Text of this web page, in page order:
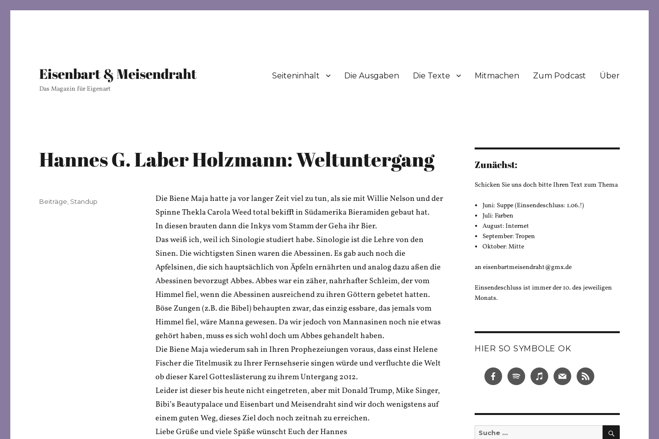
Eisenbart & Meisendraht
Das Magazin für Eigenart
Seiteninhalt Die Ausgaben Die Texte Mitmachen Zum Podcast Über
Hannes G. Laber Holzmann: Weltuntergang
Die Biene Maja hatte ja vor langer Zeit viel zu tun, als sie mit Willie Nelson und der
Spinne Thekla Carola Weed total bekifft in Südamerika Bieramiden gebaut hat.
In diesen brauten dann die Inkys vom Stamm der Geha ihr Bier.
Das weiß ich, weil ich Sinologie studiert habe. Sinologie ist die Lehre von den
Sinen. Die wichtigsten Sinen waren die Abessinen. Es gab auch noch die
Apfelsinen, die sich hauptsächlich von Äpfeln ernährten und analog dazu aßen die
Abessinen bevorzugt Abbes. Abbes war ein zäher, nahrhafter Schleim, der vom
Himmel fiel, wenn die Abessinen ausreichend zu ihren Göttern gebetet hatten.
Böse Zungen (z.B. die Bibel) behaupten zwar, das einzig essbare, das jemals vom
Himmel fiel, wäre Manna gewesen. Da wir jedoch von Mannasinen noch nie etwas
gehört haben, muss es sich wohl doch um Abbes gehandelt haben.
Die Biene Maja wiederum sah in Ihren Prophezeiungen voraus, dass einst Helene
Fischer die Titelmusik zu Ihrer Fernsehserie singen würde und verfluchte die Welt
ob dieser Karel Gotteslästerung zu ihrem Untergang 2012.
Leider ist dieser bis heute nicht eingetreten, aber mit Donald Trump, Mike Singer,
Bibi’s Beautypalace und Eisenbart und Meisendraht sind wir doch wenigstens auf
einem guten Weg, dieses Ziel doch noch zeitnah zu erreichen.
Liebe Grüße und viele Späße wünscht Euch der Hannes
Veröffentlicht
Kategorien
Beiträge Standup
Zunächst:
Schicken Sie uns doch bitte Ihren Text zum Thema
Juni: Suppe (Einsendeschluss: 1.06.!)
Juli: Farben
August: Internet
September: Tropen
Oktober: Mitte
an eisenbartmeisendraht@gmx.de
Einsendeschluss ist immer der 10. des jeweiligen
Monats.
HIER SO SYMBOLE OK
Suche
SUCHEN